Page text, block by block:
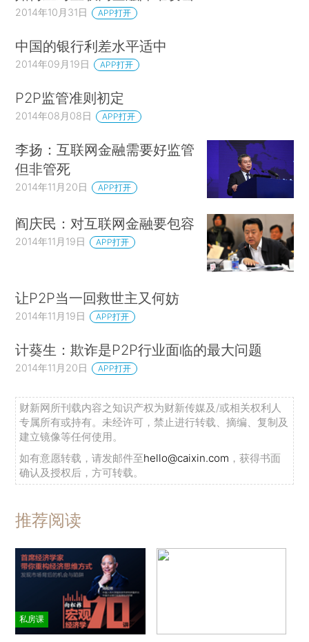
2014年10月31日 APP打开
中国的银行利差水平适中
2014年09月19日 APP打开
P2P监管准则初定
2014年08月08日 APP打开
李扬：互联网金融需要好监管
但非管死
2014年11月20日 APP打开
阎庆民：对互联网金融要包容
2014年11月19日 APP打开
让P2P当一回救世主又何妨
2014年11月19日 APP打开
计葵生：欺诈是P2P行业面临的最大问题
2014年11月20日 APP打开
财新网所刊载内容之知识产权为财新传媒及/或相关权利人
专属所有或持有。未经许可，禁止进行转载、摘编、复制及
建立镜像等任何使用。
如有意愿转载，请发邮件至hello@caixin.com ，获得书面
确认及授权后，方可转载。
推荐阅读
私房课